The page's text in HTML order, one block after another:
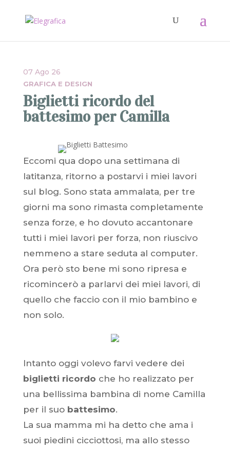
GRAFICA E DESIGN
07 Ago 26
Biglietti ricordo del
battesimo per Camilla
Eccomi qua dopo una settimana di
latitanza, ritorno a postarvi i miei lavori
sul blog. Sono stata ammalata, per tre
giorni ma sono rimasta completamente
senza forze, e ho dovuto accantonare
tutti i miei lavori per forza, non riuscivo
nemmeno a stare seduta al computer.
Ora però sto bene mi sono ripresa e
ricomincerò a parlarvi dei miei lavori, di
quello che faccio con il mio bambino e
non solo.
Intanto oggi volevo farvi vedere dei
biglietti ricordo che ho realizzato per
una bellissima bambina di nome Camilla
per il suo battesimo.
La sua mamma mi ha detto che ama i
suoi piedini cicciottosi, ma allo stesso